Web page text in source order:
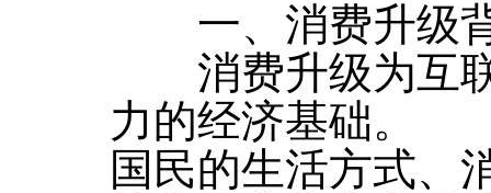
一、消费升级背
消费升级为互联
力的经济基础。
国民的生活方式、